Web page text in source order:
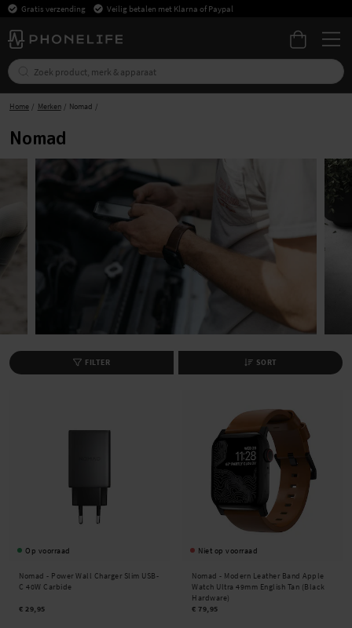
Gratis verzending Veilig betalen met Klarna of Paypal
Home Merken Nomad
Nomad
FILTER SORT
Op voorraad
Nomad - Power Wall Charger Slim USB-
C 40W Carbide
€ 29,95
Niet op voorraad
Nomad - Modern Leather Band Apple
Watch Ultra 49mm English Tan (Black
Hardware)
€ 79,95